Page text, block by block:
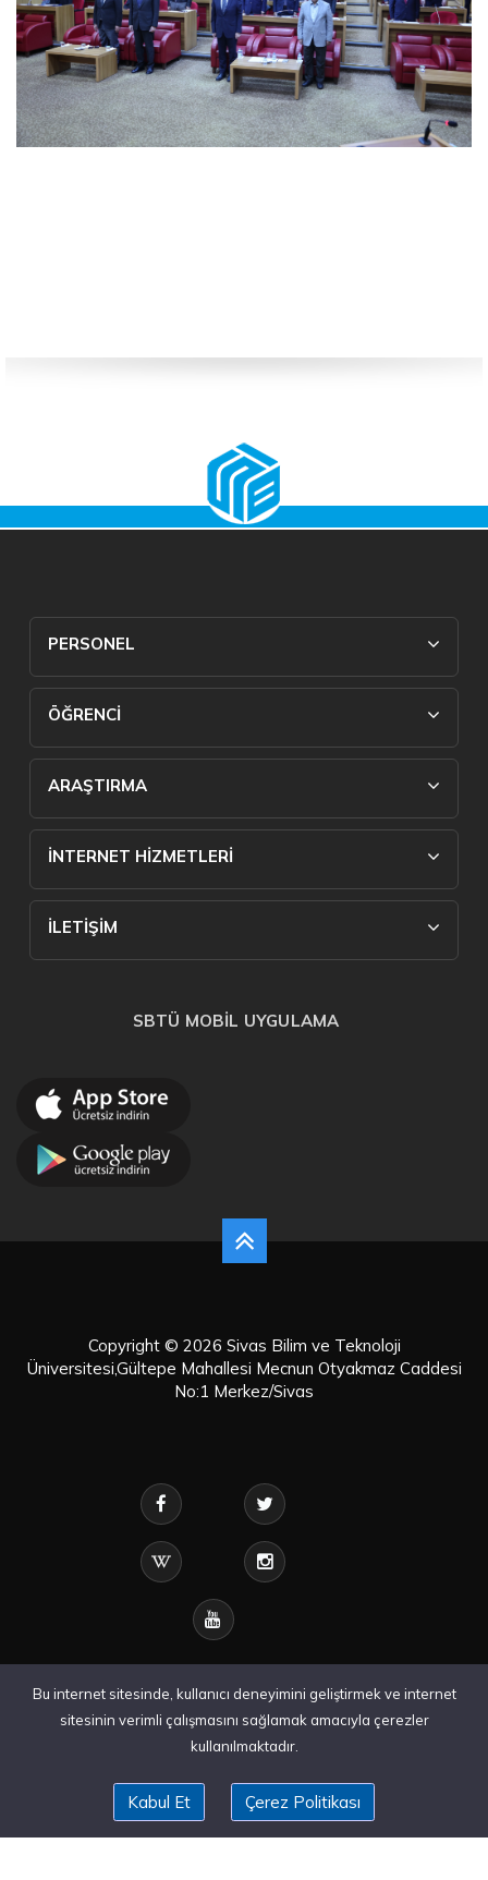
PERSONEL
ÖĞRENCİ
ARAŞTIRMA
İNTERNET HİZMETLERİ
İLETİŞİM
SBTÜ MOBİL UYGULAMA
Copyright © 2026 Sivas Bilim ve Teknoloji
Üniversitesi,Gültepe Mahallesi Mecnun Otyakmaz Caddesi
No:1 Merkez/Sivas
Bu internet sitesinde, kullanıcı deneyimini geliştirmek ve internet
sitesinin verimli çalışmasını sağlamak amacıyla çerezler
kullanılmaktadır.
Kabul Et Çerez Politikası